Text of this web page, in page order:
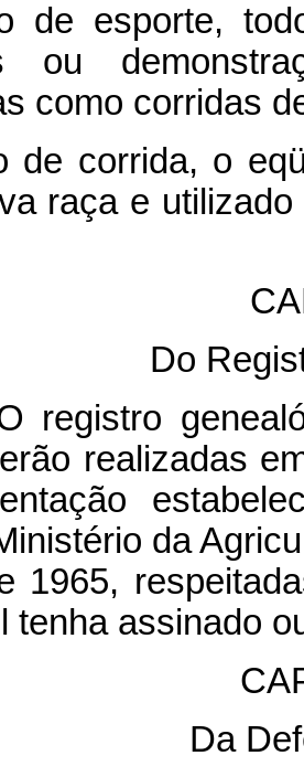
de esporte,
ou
como corridas
de corrida, o
raça e
Do
registro
realizadas
da
1965,
tenha assinado
Da